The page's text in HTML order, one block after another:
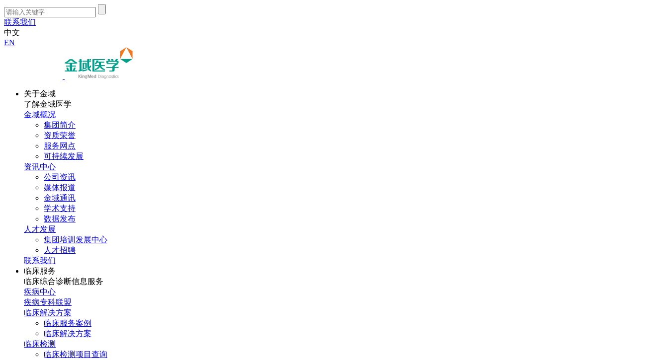
联系我们
中文
EN
关于金域
了解金域医学
金域概况
集团简介
资质荣誉
服务网点
可持续发展
资讯中心
公司资讯
媒体报道
金域通讯
学术支持
数据发布
人才发展
集团培训发展中心
人才招聘
联系我们
临床服务
临床综合诊断信息服务
疾病中心
疾病专科联盟
临床解决方案
临床服务案例
临床解决方案
临床检测
临床检测项目查询